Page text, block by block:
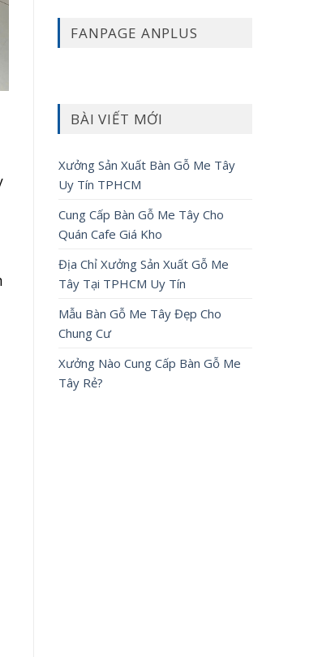
FANPAGE ANPLUS
BÀI VIẾT MỚI
Xưởng Sản Xuất Bàn Gỗ Me Tây
Uy Tín TPHCM
Cung Cấp Bàn Gỗ Me Tây Cho
Quán Cafe Giá Kho
Địa Chỉ Xưởng Sản Xuất Gỗ Me
Tây Tại TPHCM Uy Tín
Mẫu Bàn Gỗ Me Tây Đẹp Cho
Chung Cư
Xưởng Nào Cung Cấp Bàn Gỗ Me
Tây Rẻ?